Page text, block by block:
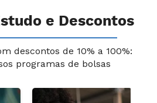
e Descontos
descontos de 10% a 100%:
programas de bolsas